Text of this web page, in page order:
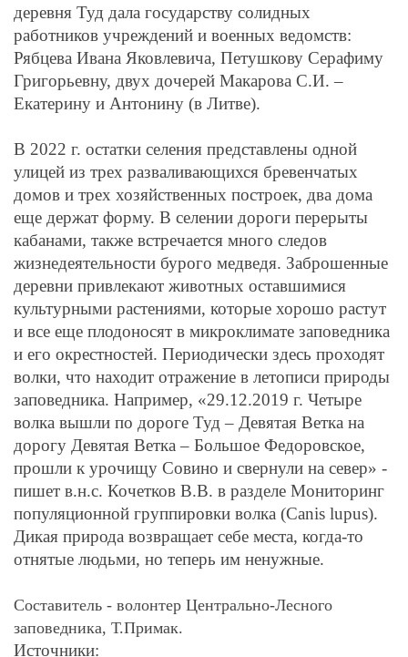
деревня Туд дала государству солидных
работников учреждений и военных ведомств:
Рябцева Ивана Яковлевича, Петушкову Серафиму
Григорьевну, двух дочерей Макарова С.И. –
Екатерину и Антонину (в Литве).
В 2022 г. остатки селения представлены одной
улицей из трех разваливающихся бревенчатых
домов и трех хозяйственных построек, два дома
еще держат форму. В селении дороги перерыты
кабанами, также встречается много следов
жизнедеятельности бурого медведя. Заброшенные
деревни привлекают животных оставшимися
культурными растениями, которые хорошо растут
и все еще плодоносят в микроклимате заповедника
и его окрестностей. Периодически здесь проходят
волки, что находит отражение в летописи природы
заповедника. Например, «29.12.2019 г. Четыре
волка вышли по дороге Туд – Девятая Ветка на
дорогу Девятая Ветка – Большое Федоровское,
прошли к урочищу Совино и свернули на север» -
пишет в.н.с. Кочетков В.В. в разделе Мониторинг
популяционной группировки волка (Canis lupus).
Дикая природа возвращает себе места, когда-то
отнятые людьми, но теперь им ненужные.
Составитель - волонтер Центрально-Лесного
заповедника, Т.Примак.
Источники: